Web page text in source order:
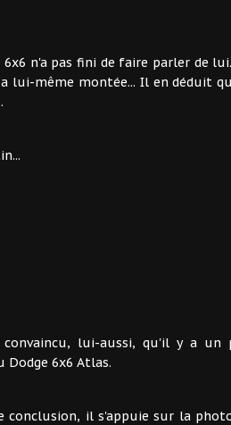
6x6 n'a pas fini de faire parler de
lui-même montée... Il en déduit
convaincu, lui-aussi, qu'il y a
Dodge 6x6 Atlas.
conclusion, il s'appuie sur la